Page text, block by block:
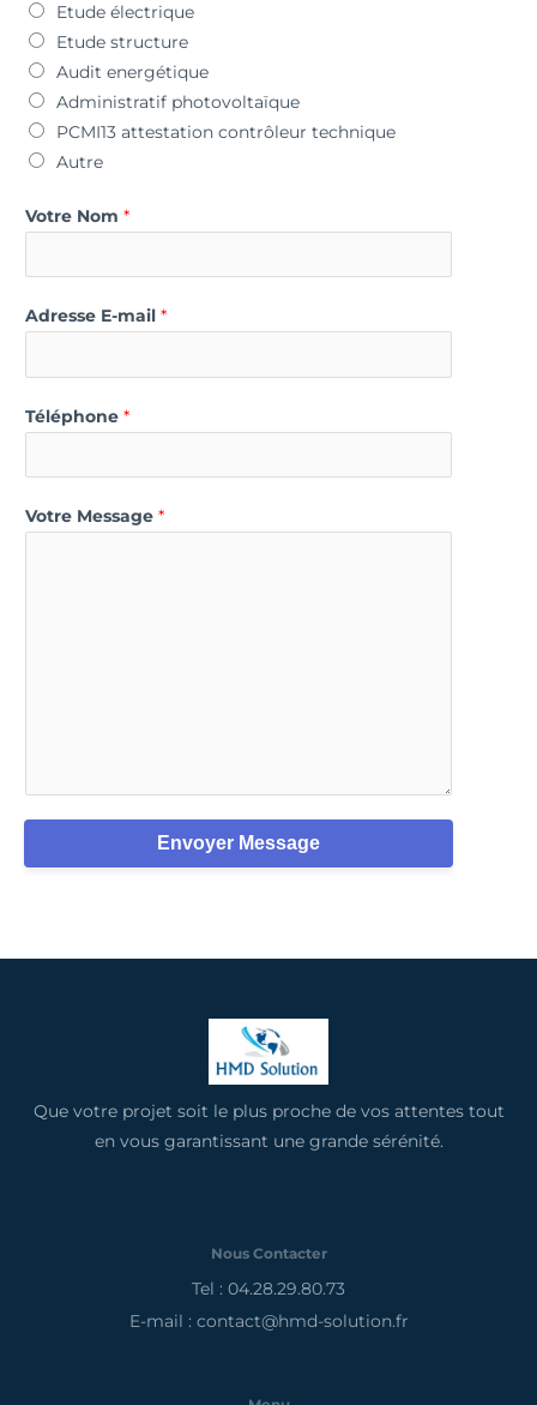
Etude électrique
Etude structure
Audit energétique
Administratif photovoltaïque
PCMI13 attestation contrôleur technique
Autre
Votre Nom *
Adresse E-mail *
Téléphone *
Votre Message *
Envoyer Message
Que votre projet soit le plus proche de vos attentes tout
en vous garantissant une grande sérénité.
Nous Contacter
Tel : 04.28.29.80.73
E-mail : contact@hmd-solution.fr